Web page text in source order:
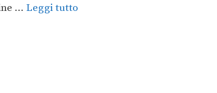
… Leggi tutto